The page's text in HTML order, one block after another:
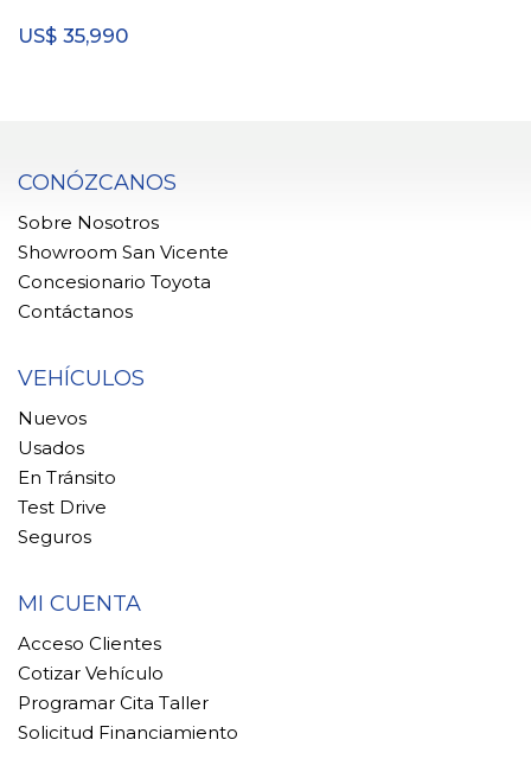
US$ 35,990
CONÓZCANOS
Sobre Nosotros
Showroom San Vicente
Concesionario Toyota
Contáctanos
VEHÍCULOS
Nuevos
Usados
En Tránsito
Test Drive
Seguros
MI CUENTA
Acceso Clientes
Cotizar Vehículo
Programar Cita Taller
Solicitud Financiamiento